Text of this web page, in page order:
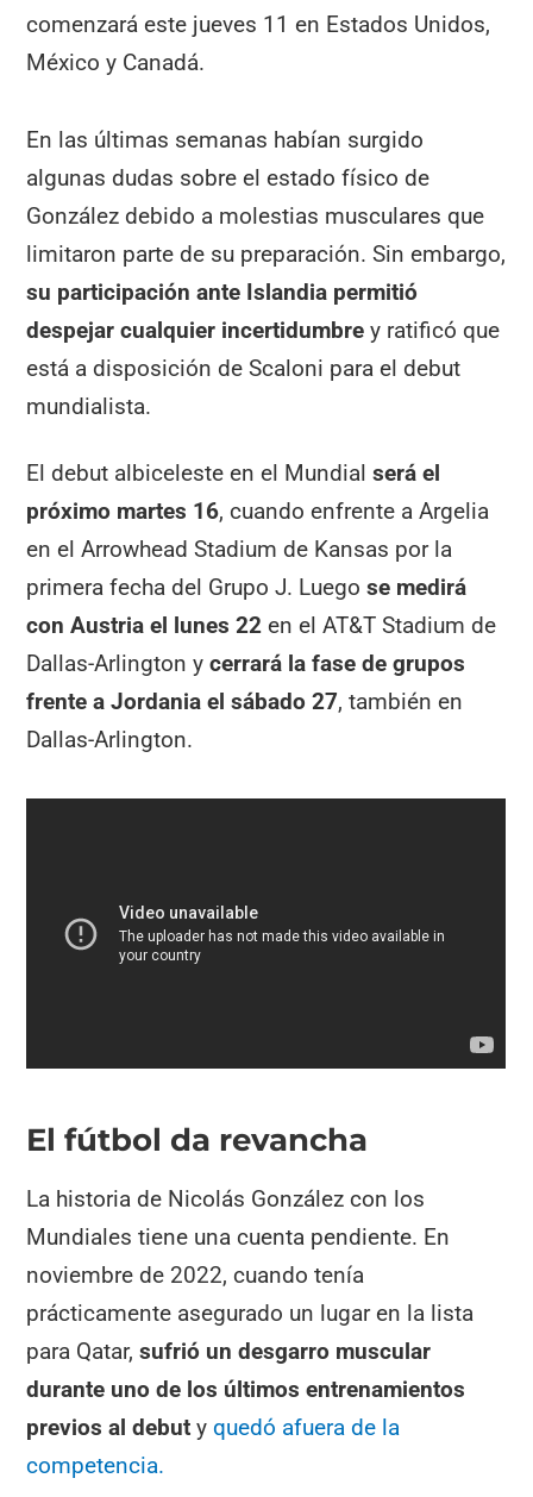
comenzará este jueves 11 en Estados Unidos,
México y Canadá.
En las últimas semanas habían surgido
algunas dudas sobre el estado físico de
González debido a molestias musculares que
limitaron parte de su preparación. Sin embargo,
su participación ante Islandia permitió
despejar cualquier incertidumbre y ratificó que
está a disposición de Scaloni para el debut
mundialista.
El debut albiceleste en el Mundialserá el
próximo martes 16, cuando enfrente a Argelia
en el Arrowhead Stadium de Kansas por la
primera fecha del Grupo J. Luegose medirá
con Austria el lunes 22en el AT&T Stadium de
Dallas-Arlington ycerrará la fase de grupos
frente a Jordania el sábado 27, también en
Dallas-Arlington.
El fútbol da revancha
La historia de Nicolás González con los
Mundiales tiene una cuenta pendiente. En
noviembre de 2022, cuando tenía
prácticamente asegurado un lugar en la lista
para Qatar,sufrió un desgarro muscular
durante uno de los últimos entrenamientos
previos al debutyquedó afuera de la
competencia.